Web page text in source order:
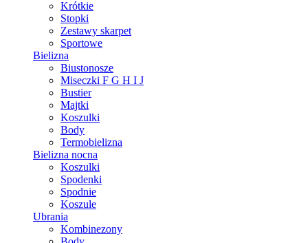
Krótkie
Stopki
Zestawy skarpet
Sportowe
Bielizna
Biustonosze
Miseczki F G H I J
Bustier
Majtki
Koszulki
Body
Termobielizna
Bielizna nocna
Koszulki
Spodenki
Spodnie
Koszule
Ubrania
Kombinezony